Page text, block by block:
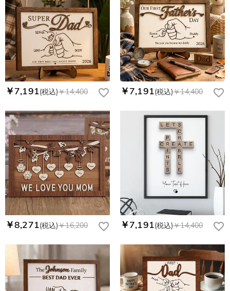
￥7,191(税込)￥14,400 ￥7,191(税込)￥14,400
￥8,271(税込)￥16,200 ￥7,191(税込)￥14,400